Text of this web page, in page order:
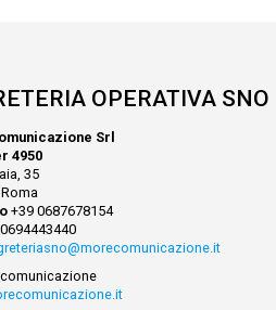
OPERATIVA SNO
Srl
4950
35
+39 0687678154